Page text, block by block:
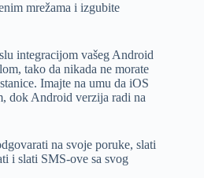
mrežama i izgubite
integracijom vašeg Android
tako da nikada ne morate
Imajte na umu da iOS
dok Android verzija radi na
na svoje poruke, slati
i slati SMS-ove sa svog